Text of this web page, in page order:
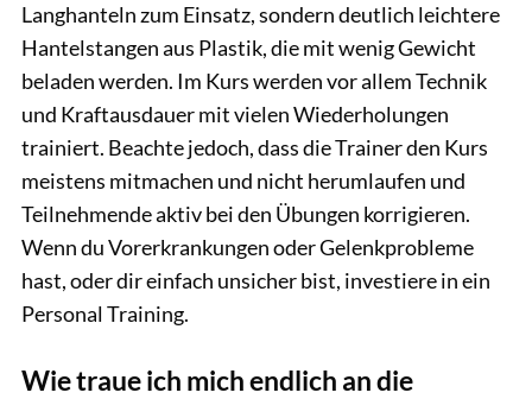
Langhanteln zum Einsatz, sondern deutlich leichtere
Hantelstangen aus Plastik, die mit wenig Gewicht
beladen werden. Im Kurs werden vor allem Technik
und Kraftausdauer mit vielen Wiederholungen
trainiert. Beachte jedoch, dass die Trainer den Kurs
meistens mitmachen und nicht herumlaufen und
Teilnehmende aktiv bei den Übungen korrigieren.
Wenn du Vorerkrankungen oder Gelenkprobleme
hast, oder dir einfach unsicher bist, investiere in ein
Personal Training.
Wie traue ich mich endlich an die